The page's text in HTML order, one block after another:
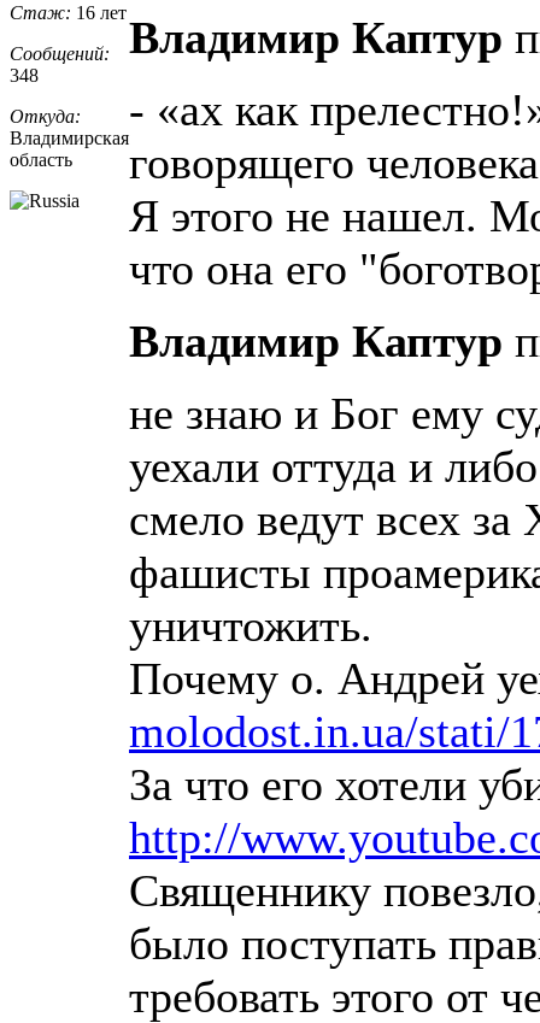
Стаж: 16 лет
Сообщений:
348
Откуда:
Владимирская
область
Владимир Каптур
- «ах как
говорящего
Я этого не нашел.
что она его
Владимир Каптур
не знаю и Бог ему
уехали оттуда и
смело ведут всех за
фашисты
уничтожить.
Почему о. Андрей
molodost.in.ua/stati/
За что его хотели
http://
Священнику
было поступать
требовать этого от